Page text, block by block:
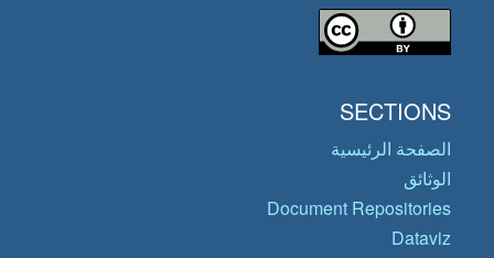
SECTIONS
الصفحة الرئيسية
الوثائق
Document Repositories
Dataviz